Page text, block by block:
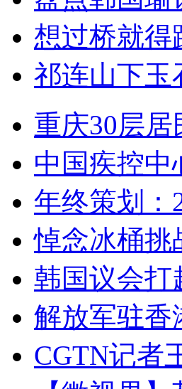
想过桥就得
祁连山下玉
重庆30层
中国疾控中
年终策划：
悼念冰桶挑
韩国议会打
解放军驻香
CGTN记者